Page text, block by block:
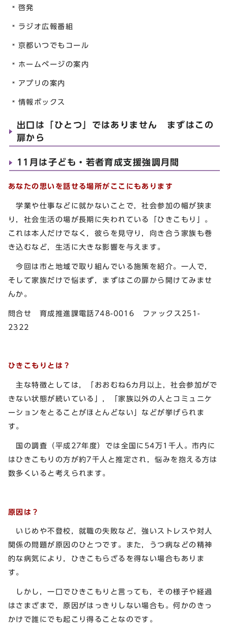
啓発
ラジオ広報番組
京都いつでもコール
ホームページの案内
アプリの案内
情報ボックス
出口は「ひとつ」ではありません まずはこの
扉から
11月は子ども・若者育成支援強調月間
あなたの思いを話せる場所がここにもあります
学業や仕事などに就かないことで，社会参加の幅が狭ま
り，社会生活の場が長期に失われている「ひきこもり」。
これは本人だけでなく，彼らを見守り，向き合う家族も巻
き込むなど，生活に大きな影響を与えます。
今回は市と地域で取り組んでいる施策を紹介。一人で，
そして家族だけで悩まず，まずはこの扉から開けてみませ
んか。
問合せ 育成推進課電話748-0016 ファックス251-
2322
ひきこもりとは？
主な特徴としては，「おおむね6カ月以上，社会参加がで
きない状態が続いている」，「家族以外の人とコミュニケ
ーションをとることがほとんどない」などが挙げられま
す。
国の調査（平成27年度）では全国に54万1千人。市内に
はひきこもりの方が約7千人と推定され，悩みを抱える方は
数多くいると考えられます。
原因は？
いじめや不登校，就職の失敗など，強いストレスや対人
関係の問題が原因のひとつです。また，うつ病などの精神
的な病気により，ひきこもらざるを得ない場合もありま
す。
しかし，一口でひきこもりと言っても，その様子や経過
はさまざまで，原因がはっきりしない場合も。何かのきっ
かけで誰にでも起こり得ることなのです。